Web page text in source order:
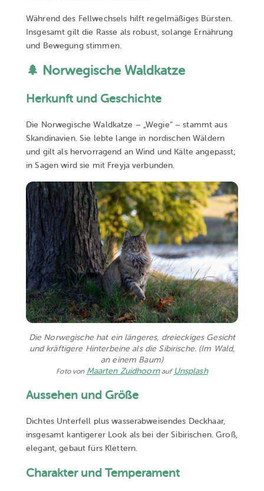
Während des Fellwechsels hilft regelmäßiges Bürsten.
Insgesamt gilt die Rasse als robust, solange Ernährung
und Bewegung stimmen.
🌲 Norwegische Waldkatze
Herkunft und Geschichte
Die Norwegische Waldkatze – „Wegie“ – stammt aus
Skandinavien. Sie lebte lange in nordischen Wäldern
und gilt als hervorragend an Wind und Kälte angepasst;
in Sagen wird sie mit Freyja verbunden.
Die Norwegische hat ein längeres, dreieckiges Gesicht
und kräftigere Hinterbeine als die Sibirische. (Im Wald,
an einem Baum)
Foto von Maarten Zuidhoornauf Unsplash
Aussehen und Größe
Dichtes Unterfell plus wasserabweisendes Deckhaar,
insgesamt kantigerer Look als bei der Sibirischen. Groß,
elegant, gebaut fürs Klettern.
Charakter und Temperament